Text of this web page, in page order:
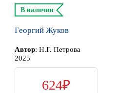
В наличии
Георгий Жуков
Автор: Н.Г. Петрова
2025
624